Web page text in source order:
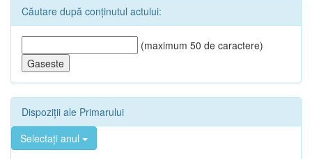
Căutare după conținutul actului:
(maximum 50 de caractere)
Dispoziții ale Primarului
Selectați anul